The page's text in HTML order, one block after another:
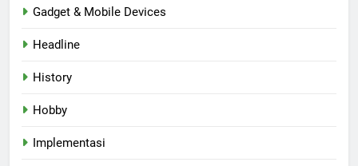
Gadget & Mobile Devices
Headline
History
Hobby
Implementasi